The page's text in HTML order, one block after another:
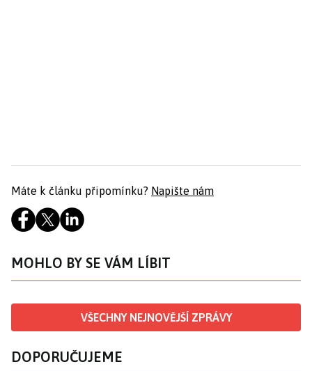
Máte k článku připomínku? Napište nám
MOHLO BY SE VÁM LÍBIT
VŠECHNY NEJNOVĚJŠÍ ZPRÁVY
DOPORUČUJEME